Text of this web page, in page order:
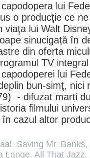
lui
o producţie ce
viaţa lui Walt
sinucigață în
din oferta
TV
lui
bun-simţ, nici
- difuzat marți
filmului
cazul altor
, Saving Mr. Banks,
Lange, All That Jazz,